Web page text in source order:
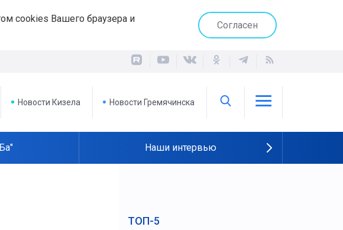
cookies Вашего браузера и
Согласен
Новости Кизела Новости Гремячинска
Наши интервью
ТОП-5